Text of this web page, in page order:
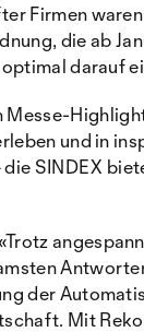
Firmen
die ab
darauf
und in
SINDEX
der
Mit